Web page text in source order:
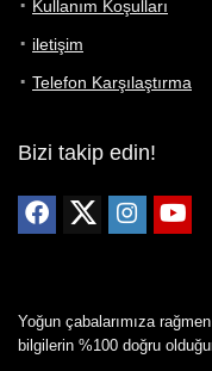
Kullanım Koşulları
iletişim
Telefon Karşılaştırma
Bizi takip edin!
Yoğun çabalarımıza
bilgilerin %100 doğru